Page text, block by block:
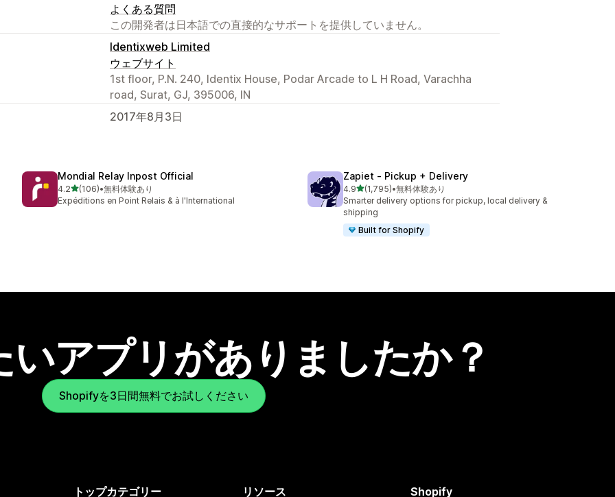
よくある質問
この開発者は日本語での直接的なサポートを提供していません。
Identixweb Limited
ウェブサイト
1st floor, P.N. 240, Identix House, Podar Arcade to L H Road, Varachha
road, Surat, GJ, 395006, IN
2017年8月3日
Mondial Relay Inpost Official
4.25つ星中
(106)
合計レビュー数：106件
•無料体験あり
Expéditions en Point Relais & à l'International
Zapiet ‑ Pickup + Delivery
4.95つ星中
(1,795)
合計レビュー数：1795件
•無料体験あり
Smarter delivery options for pickup, local delivery &
shipping
Built for Shopify
アプリがありましたか？
Shopifyを3日間無料でお試しください
トップカテゴリー リソース Shopify